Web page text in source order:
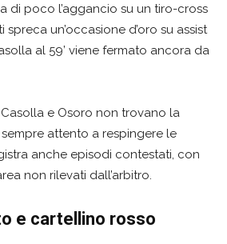
di poco l’aggancio su un tiro-cross
spreca un’occasione d’oro su assist
al 59’ viene fermato ancora da
e Osoro non trovano la
attento a respingere le
anche episodi contestati, con
non rilevati dall’arbitro.
e cartellino rosso